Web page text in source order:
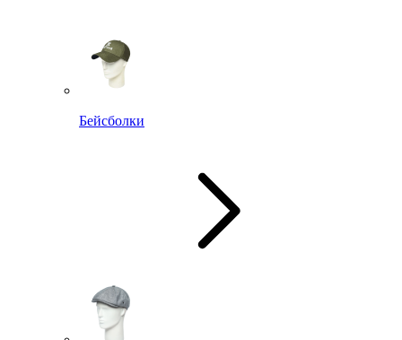
Бейсболки